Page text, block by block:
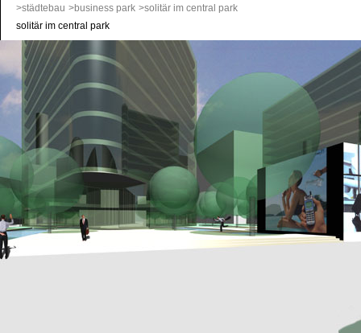
>städtebau >business park >solitär im central park
solitär im central park